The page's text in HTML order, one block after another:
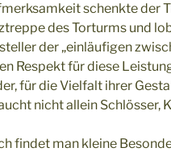
schenkte der
des Torturms und
der „einläufigen
Respekt für diese
für die Vielfalt ihrer
nicht allein Schlösser,
findet man kleine